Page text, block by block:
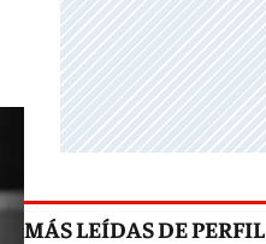
MÁS LEÍDAS DE PERFIL